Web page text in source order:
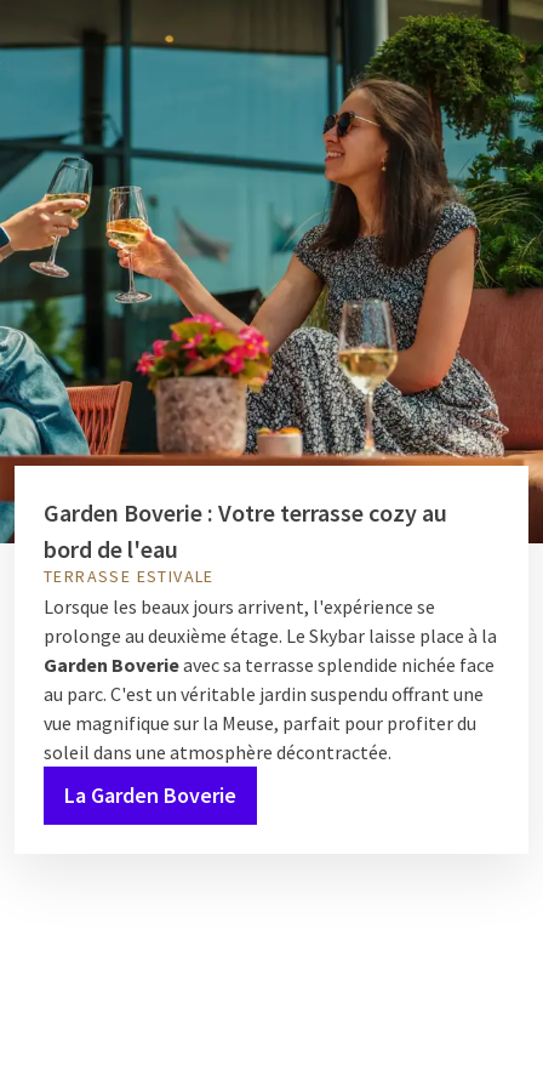
Garden Boverie : Votre terrasse cozy au
bord de l'eau
TERRASSE ESTIVALE
Lorsque les beaux jours arrivent, l'expérience se
prolonge au deuxième étage. Le Skybar laisse place à la
Garden Boverieavec sa terrasse splendide nichée face
au parc. C'est un véritable jardin suspendu offrant une
vue magnifique sur la Meuse, parfait pour profiter du
soleil dans une atmosphère décontractée.
La Garden Boverie